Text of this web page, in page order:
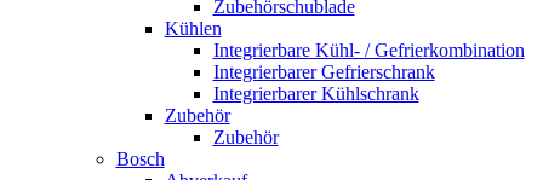
Zubehörschublade
Kühlen
Integrierbare Kühl- / Gefrierkombination
Integrierbarer Gefrierschrank
Integrierbarer Kühlschrank
Zubehör
Zubehör
Bosch